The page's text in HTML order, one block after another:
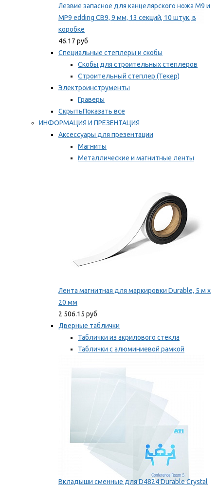
Лезвие запасное для канцелярского ножа M9 и
MP9 edding CB9, 9 мм, 13 секций, 10 штук, в
коробке
46.17 руб
Специальные степлеры и скобы
Скобы для строительных степлеров
Строительный степлер (Текер)
Электроинструменты
Граверы
СкрытьПоказать все
ИНФОРМАЦИЯ И ПРЕЗЕНТАЦИЯ
Аксессуары для презентации
Магниты
Металлические и магнитные ленты
Лента магнитная для маркировки Durable, 5 м х
20 мм
2 506.15 руб
Дверные таблички
Таблички из акрилового стекла
Таблички с алюминиевой рамкой
Вкладыши сменные для D4824 Durable Crystal